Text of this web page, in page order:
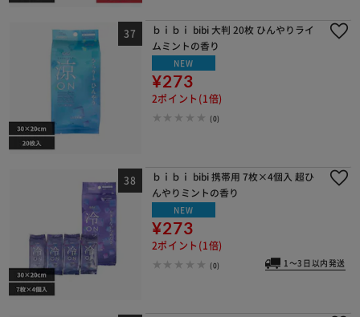
ｂｉｂｉ bibi 大判 20枚 ひんやりライ
ムミントの香り
NEW
¥273
2ポイント(1倍)
(0)
ｂｉｂｉ bibi 携帯用 7枚×4個入 超ひ
んやりミントの香り
NEW
¥273
2ポイント(1倍)
(0) 1～3日以内発送